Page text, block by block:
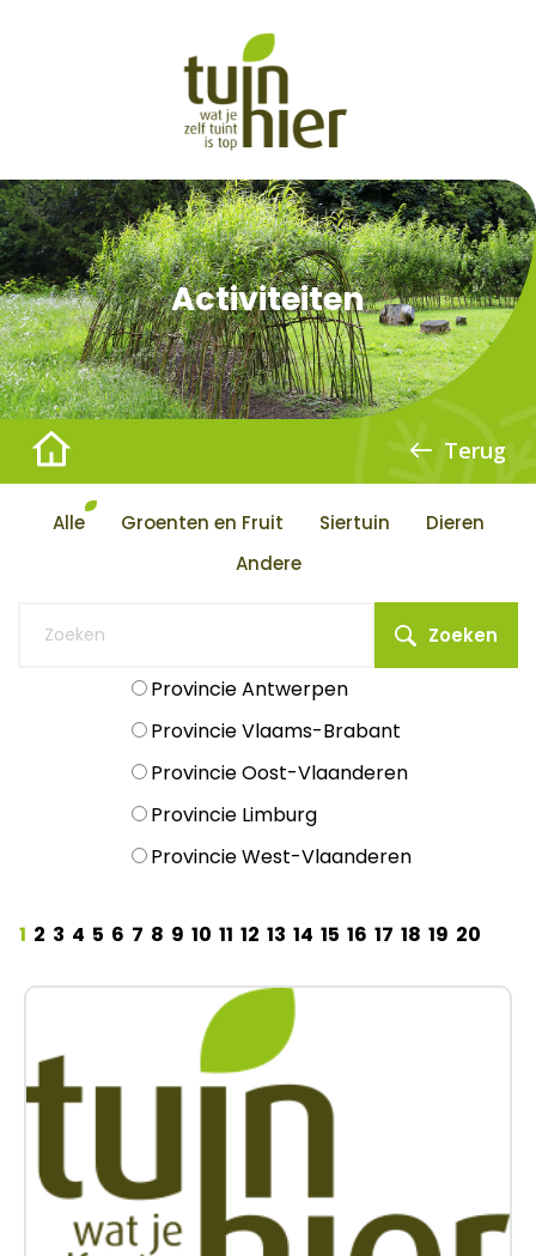
Activiteiten
Terug
Alle Groenten en Fruit Siertuin
Dieren
Andere
Zoeken
Provincie Antwerpen
Provincie Vlaams-Brabant
Provincie Oost-Vlaanderen
Provincie Limburg
Provincie West-Vlaanderen
1 2 3 4 5 6 7 8 9 10 11 12 13 14 15 16 17 18 19 20